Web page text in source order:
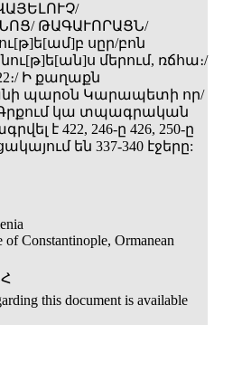
ԹԱԳԱՒՈՐԱՑՆ/
սըր/բոն
մերում, ռճհա։/
Ի քաղաքն
պարօն Կարապետի որ/
կա տպագրական
է 422, 246-ը 426, 250-ը
են 337-340 էջերը:
Constantinople, Ormanean
this document is available